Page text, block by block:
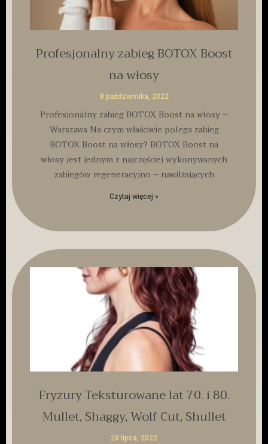
Profesjonalny zabieg BOTOX Boost
na włosy
8 października, 2022
Profesjonalny zabieg BOTOX Boost na włosy –
Warszawa Na czym właściwie polega zabieg
BOTOX Boost na włosy? BOTOX Boost na
włosy jest jednym z najczęściej wykonywanych
zabiegów regeneracyjno – nawilżających
Czytaj więcej »
Fryzury Teksturowane lat 70. i 80.
Mullet, Shaggy, Wolf Cut, Shullet
28 lipca, 2022